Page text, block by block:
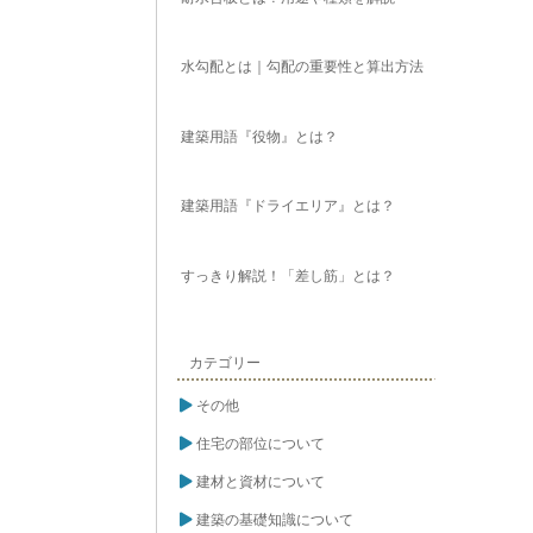
水勾配とは｜勾配の重要性と算出方法
建築用語『役物』とは？
建築用語『ドライエリア』とは？
すっきり解説！「差し筋」とは？
カテゴリー
その他
住宅の部位について
建材と資材について
建築の基礎知識について